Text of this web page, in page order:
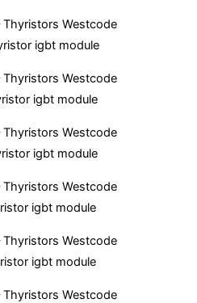
Thyristors Westcode
igbt module
Thyristors Westcode
igbt module
Thyristors Westcode
igbt module
Thyristors Westcode
igbt module
Thyristors Westcode
igbt module
Thyristors Westcode